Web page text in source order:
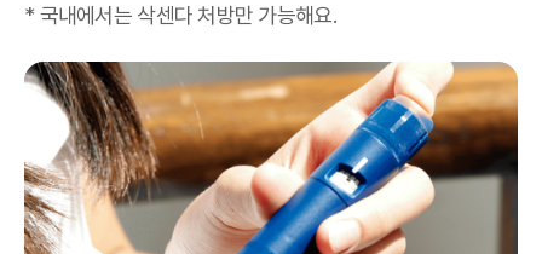
* 국내에서는 삭센다 처방만 가능해요.